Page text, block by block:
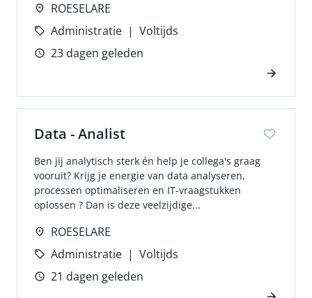
ROESELARE
Administratie
Voltijds
23 dagen geleden
Data - Analist
Ben jij analytisch sterk én help je collega's graag
vooruit? Krijg je energie van data analyseren,
processen optimaliseren en IT-vraagstukken
oplossen ? Dan is deze veelzijdige...
ROESELARE
Administratie
Voltijds
21 dagen geleden